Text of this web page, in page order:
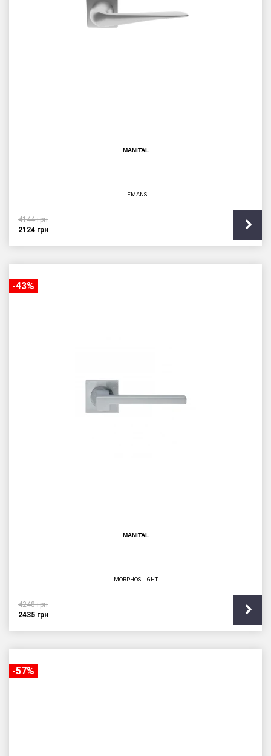
MANITAL
LEMANS
4144грн
2124 грн
-43%
MANITAL
MORPHOS LIGHT
4248грн
2435 грн
-57%